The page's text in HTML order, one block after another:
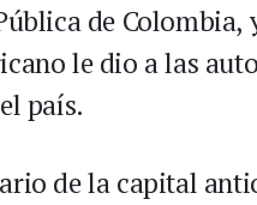
de
le dio a las
país.
de la capital